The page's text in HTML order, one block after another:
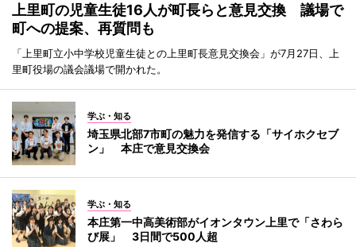
上里町の児童生徒16人が町長らと意見交換 議場で
町への提案、再質問も
「上里町立小中学校児童生徒との上里町長意見交換会」が7月27日、上
里町役場の議会議場で開かれた。
学ぶ・知る
埼玉県北部7市町の魅力を発信する「サイホクセブ
ン」 本庄で意見交換会
学ぶ・知る
本庄第一中高美術部がイオンタウン上里で「さわら
び展」 3日間で500人超